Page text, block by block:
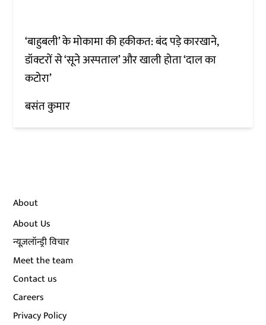
‘बाहुबली’ के मोकामा की हकीकत: बंद पड़े कारखाने,
डॉक्टरों से ‘सूने अस्पताल’ और खाली होता ‘दाल का
कटोरा’
बसंत कुमार
About
About Us
न्यूज़लॉन्ड्री विचार
Meet the team
Contact us
Careers
Privacy Policy